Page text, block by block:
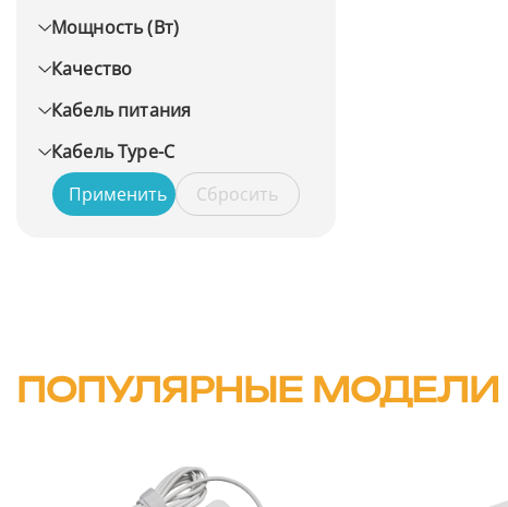
Мощность (Вт)
Качество
Кабель питания
Кабель Type-C
Применить
Сбросить
ПОПУЛЯРНЫЕ МОДЕЛИ